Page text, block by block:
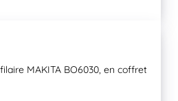
MAKITA BO6030, en coffret